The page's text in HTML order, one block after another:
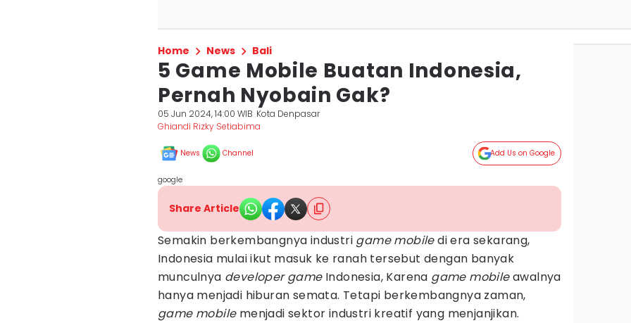
Home News Bali
5 Game Mobile Buatan Indonesia,
Pernah Nyobain Gak?
05 Jun 2024, 14:00 WIB Kota Denpasar
Ghiandi Rizky Setiabima
News Channel Add Us on Google
google
Share Article
Semakin berkembangnya industri game mobiledi era sekarang,
Indonesia mulai ikut masuk ke ranah tersebut dengan banyak
munculnya developer gameIndonesia, Karena game mobileawalnya
hanya menjadi hiburan semata. Tetapi berkembangnya zaman,
game mobilemenjadi sektor industri kreatif yang menjanjikan.